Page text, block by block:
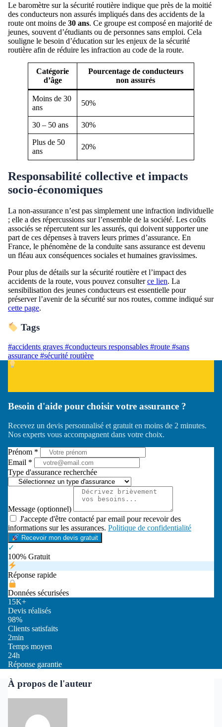
Le baromètre sur la sécurité routière indique que près de la moitié
des conducteurs non assurés impliqués dans des accidents de la
route ont moins de 30 ans. Ce groupe est composé en majorité de
jeunes, souvent d’étudiants ou de personnes sans emploi. Cela
souligne le besoin d’éducation sur les enjeux de la sécurité
routière afin de réduire les infraction au code de la route.
Catégorie
d’âge
Pourcentage de conducteurs
non assurés
Moins de 30
ans
50%
30 – 50 ans 30%
Plus de 50
ans
20%
Responsabilité collective et impacts
socio-économiques
La non-assurance n’est pas simplement une infraction individuelle
; elle a des répercussions sur l’ensemble de la société. Les coûts
associés se répercutent sur les assurés, qui doivent supporter une
part de ces dépenses à travers leurs primes d’assurance. En
France, le phénomène de la conduite sans assurance est devenu
un fléau aux conséquences sociales et humaines gravissimes.
Pour plus de détails sur la sécurité routière et l’impact des
accidents de la route, vous pouvez consulterce lien. La
sensibilisation des jeunes conducteurs est essentielle pour
préserver l’avenir de la sécurité sur nos routes, comme indiqué sur
cette page.
Tags
#accidents graves #conducteurs responsables #route #sans
assurance #sécurité routière
Besoin d'aide pour choisir votre assurance ?
Recevez un devis personnalisé et gratuit en moins de 2 minutes.
Nos experts vous accompagnent dans votre choix.
Prénom *
Email *
Type d'assurance recherchée
Message (optionnel)
J'accepte d'être contacté par email pour recevoir des
informations sur les assurances. Politique de confidentialité
Recevoir mon devis gratuit
✓
100% Gratuit
Réponse rapide
Données sécurisées
15K+
Devis réalisés
98%
Clients satisfaits
2min
Temps moyen
24h
Réponse garantie
À propos de l'auteur